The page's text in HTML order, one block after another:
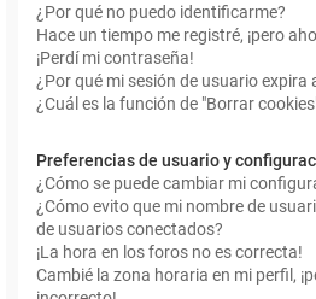
¿Por qué no puedo identificarme?
Hace un tiempo me registré, ¡pero
¡Perdí mi contraseña!
¿Por qué mi sesión de usuario
¿Cuál es la función de "Borrar
Preferencias de usuario y
¿Cómo se puede cambiar mi
¿Cómo evito que mi nombre de
de usuarios conectados?
¡La hora en los foros no es correcta!
Cambié la zona horaria en mi perfil,